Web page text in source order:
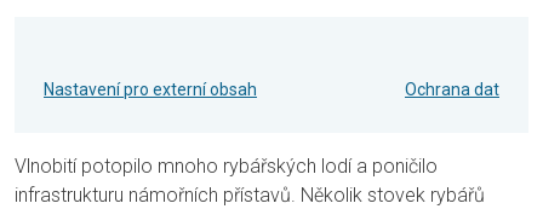
Nastavení pro externí obsah Ochrana dat
Vlnobití potopilo mnoho rybářských lodí a poničilo
infrastrukturu námořních přístavů. Několik stovek rybářů